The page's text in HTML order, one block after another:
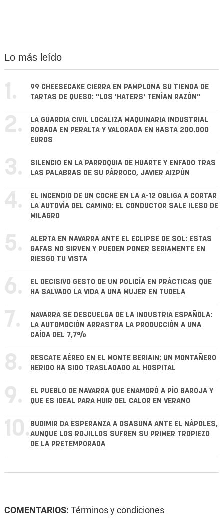
Lo más leído
1.
99 CHEESECAKE CIERRA EN PAMPLONA SU TIENDA DE
TARTAS DE QUESO: "LOS 'HATERS' TENÍAN RAZÓN"
2.
LA GUARDIA CIVIL LOCALIZA MAQUINARIA INDUSTRIAL
ROBADA EN PERALTA Y VALORADA EN HASTA 200.000
EUROS
3.
SILENCIO EN LA PARROQUIA DE HUARTE Y ENFADO TRAS
LAS PALABRAS DE SU PÁRROCO, JAVIER AIZPÚN
4.
EL INCENDIO DE UN COCHE EN LA A-12 OBLIGA A CORTAR
LA AUTOVÍA DEL CAMINO: EL CONDUCTOR SALE ILESO DE
MILAGRO
5.
ALERTA EN NAVARRA ANTE EL ECLIPSE DE SOL: ESTAS
GAFAS NO SIRVEN Y PUEDEN PONER SERIAMENTE EN
RIESGO TU VISTA
6.
EL DECISIVO GESTO DE UN POLICÍA EN PRÁCTICAS QUE
HA SALVADO LA VIDA A UNA MUJER EN TUDELA
7.
NAVARRA SE DESCUELGA DE LA INDUSTRIA ESPAÑOLA:
LA AUTOMOCIÓN ARRASTRA LA PRODUCCIÓN A UNA
CAÍDA DEL 7,7%
8.
RESCATE AÉREO EN EL MONTE BERIAIN: UN MONTAÑERO
HERIDO HA SIDO TRASLADADO AL HOSPITAL
9.
EL PUEBLO DE NAVARRA QUE ENAMORÓ A PÍO BAROJA Y
QUE ES IDEAL PARA HUIR DEL CALOR EN VERANO
10. BUDIMIR DA ESPERANZA A OSASUNA ANTE EL NÁPOLES,
AUNQUE LOS ROJILLOS SUFREN SU PRIMER TROPIEZO
DE LA PRETEMPORADA
COMENTARIOS: Términos y condiciones